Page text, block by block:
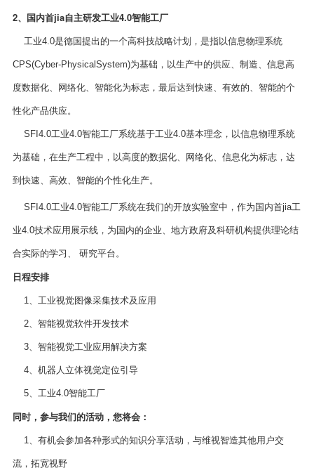
2、国内首jia自主研发工业4.0智能工厂
工业4.0是德国提出的一个高科技战略计划，是指以信息物理系统
CPS(Cyber-PhysicalSystem)为基础，以生产中的供应、制造、信息高
度数据化、网络化、智能化为标志，最后达到快速、有效的、智能的个
性化产品供应。
SFI4.0工业4.0智能工厂系统基于工业4.0基本理念，以信息物理系统
为基础，在生产工程中，以高度的数据化、网络化、信息化为标志，达
到快速、高效、智能的个性化生产。
SFI4.0工业4.0智能工厂系统在我们的开放实验室中，作为国内首jia工
业4.0技术应用展示线，为国内的企业、地方政府及科研机构提供理论结
合实际的学习、 研究平台。
日程安排
1、工业视觉图像采集技术及应用
2、智能视觉软件开发技术
3、智能视觉工业应用解决方案
4、机器人立体视觉定位引导
5、工业4.0智能工厂
同时，参与我们的活动，您将会：
1、有机会参加各种形式的知识分享活动，与维视智造其他用户交
流，拓宽视野